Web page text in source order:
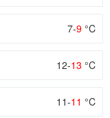
7-9 °C
12-13 °C
11-11 °C